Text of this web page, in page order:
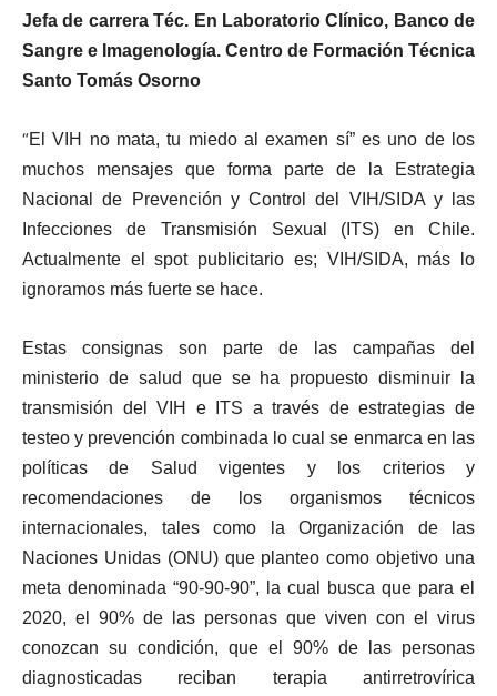
Jefa de carrera Téc. En Laboratorio Clínico, Banco de
Sangre e Imagenología. Centro de Formación Técnica
Santo Tomás Osorno
“El VIH no mata, tu miedo al examen sí” es uno de los
muchos mensajes que forma parte de la Estrategia
Nacional de Prevención y Control del VIH/SIDA y las
Infecciones de Transmisión Sexual (ITS) en Chile.
Actualmente el spot publicitario es; VIH/SIDA, más lo
ignoramos más fuerte se hace.
Estas consignas son parte de las campañas del
ministerio de salud que se ha propuesto disminuir la
transmisión del VIH e ITS a través de estrategias de
testeo y prevención combinada lo cual se enmarca en las
políticas de Salud vigentes y los criterios y
recomendaciones de los organismos técnicos
internacionales, tales como la Organización de las
Naciones Unidas (ONU) que planteo como objetivo una
meta denominada “90-90-90”, la cual busca que para el
2020, el 90% de las personas que viven con el virus
conozcan su condición, que el 90% de las personas
diagnosticadas reciban terapia antirretrovírica